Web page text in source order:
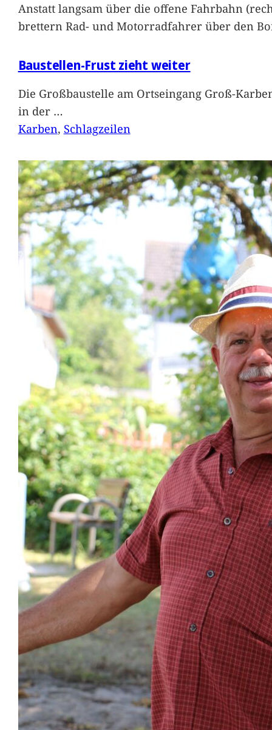
Anstatt langsam über die offene Fahrbahn
brettern Rad- und Motorradfahrer über den
Baustellen-Frust zieht weiter
Die Großbaustelle am Ortseingang Groß-
in der …
Karben, Schlagzeilen